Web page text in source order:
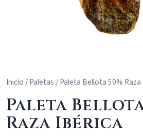
Inicio /Paletas / Paleta Bellota 50% Raza
Paleta Bellota
Raza Ibérica